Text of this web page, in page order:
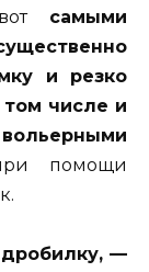
самыми
и резко
том числе и
помощи
дробилку, —